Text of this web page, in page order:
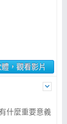
，觀看影片
什麼重要意義